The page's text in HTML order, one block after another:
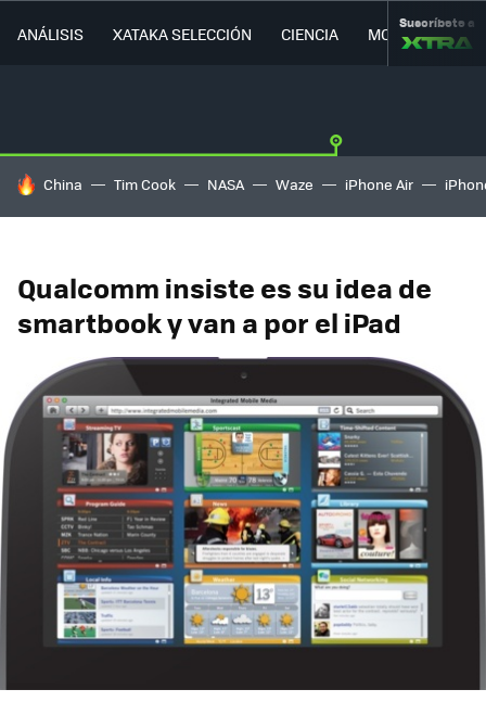
ANÁLISIS XATAKA SELECCIÓN CIENCIA MOVILIDAD
Suscríbete a
HOY SE HABLA DE
China Tim Cook NASA Waze iPhone Air
Qualcomm insiste es su idea de
smartbook y van a por el iPad